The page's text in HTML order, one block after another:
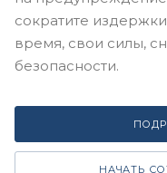
сократите
время, свои силы,
безопасности.
НАЧАТЬ